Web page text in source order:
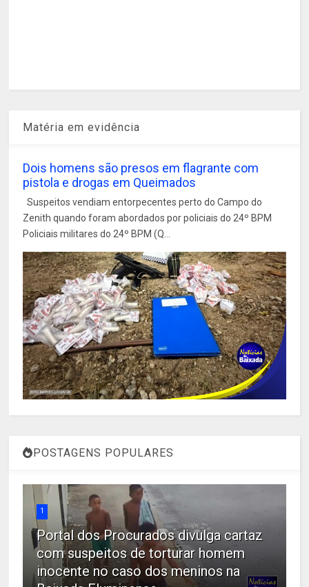
Matéria em evidência
Dois homens são presos em flagrante com
pistola e drogas em Queimados
Suspeitos vendiam entorpecentes perto do Campo do
Zenith quando foram abordados por policiais do 24º BPM
Policiais militares do 24º BPM (Q...
POSTAGENS POPULARES
1
Portal dos Procurados divulga cartaz
com suspeitos de torturar homem
inocente no caso dos meninos na